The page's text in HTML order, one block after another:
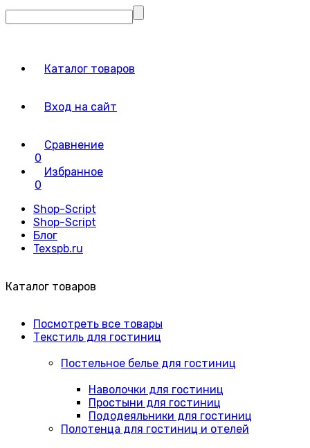
Каталог товаров
Вход на сайт
Сравнение
0
Избранное
0
Shop-Script
Shop-Script
Блог
Texspb.ru
Каталог товаров
Посмотреть все товары
Текстиль для гостиниц
Постельное белье для гостиниц
Наволочки для гостиниц
Простыни для гостиниц
Пододеяльники для гостиниц
Полотенца для гостиниц и отелей